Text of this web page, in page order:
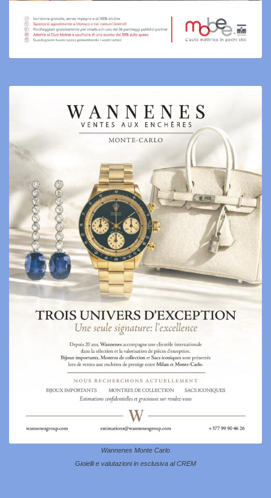
Wannenes Monte Carlo
Gioielli e valutazioni in esclusiva al CREM